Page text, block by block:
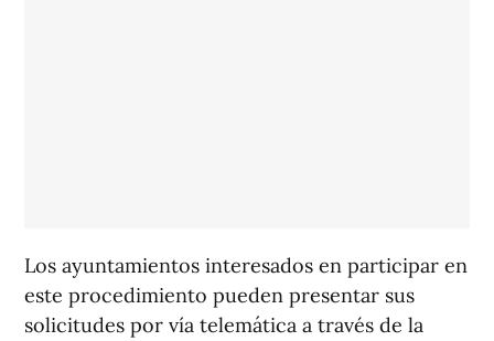
Los ayuntamientos interesados en participar en
este procedimiento pueden presentar sus
solicitudes por vía telemática a través de la